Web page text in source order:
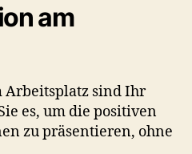
am
sind Ihr
es, um die positiven
zu präsentieren, ohne